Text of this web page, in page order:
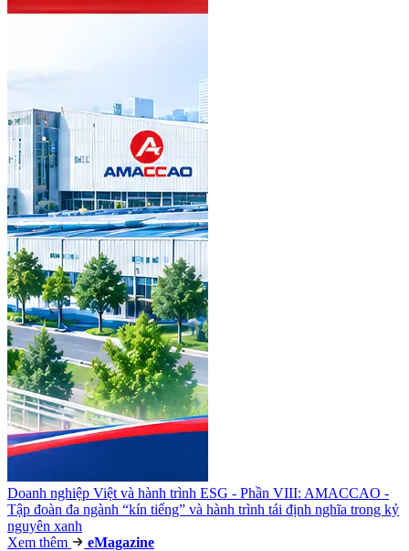
Doanh nghiệp Việt và hành trình ESG - Phần VIII: AMACCAO -
Tập đoàn đa ngành “kín tiếng” và hành trình tái định nghĩa trong kỷ
nguyên xanh
Xem thêm
eMagazine